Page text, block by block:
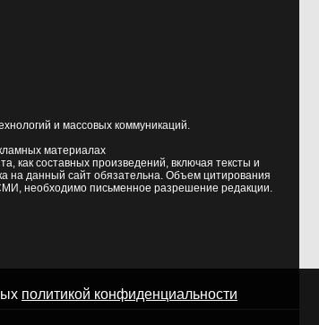
и массовых коммуникаций.
материалах
как составных произведений, включая тексты и
на данный сайт обязательна. Объем цитирования
необходимо письменное разрешение редакции.
политикой конфиденциальности